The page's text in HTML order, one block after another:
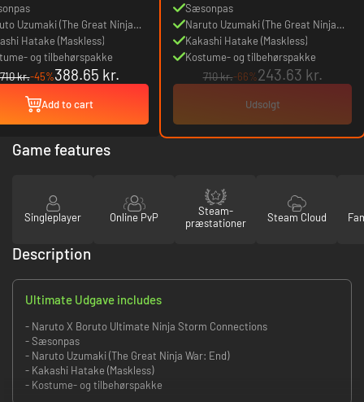
Connections
Uzumaki (The Great Ninja
End)Hatake (Maskless)
og tilbehørspakke
710 kr.-45%388.65 kr.
Add to cart
Storm Connections
Sæsonpas
Naruto Uzumaki (The Great Ninja
War: End)
Kakashi Hatake (Maskless)
Kostume- og tilbehørspakke
710 kr.-66%243.63 kr.
Udsolgt
Game features
Singleplayer Online PvP
Steam-
præstationer
Steam Cloud
Description
Ultimate Udgave includes
- Naruto X Boruto Ultimate Ninja Storm Connections
- Sæsonpas
- Naruto Uzumaki (The Great Ninja War: End)
- Kakashi Hatake (Maskless)
- Kostume- og tilbehørspakke